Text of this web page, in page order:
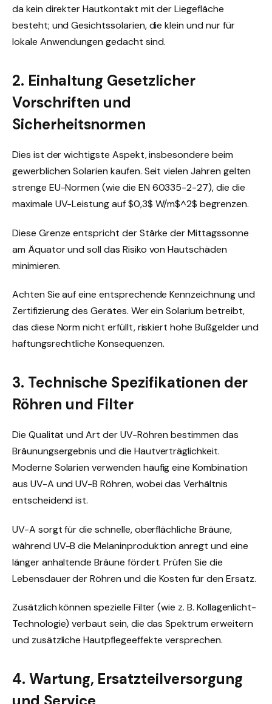
da kein direkter Hautkontakt mit der Liegefläche
besteht; und Gesichtssolarien, die klein und nur für
lokale Anwendungen gedacht sind.
2. Einhaltung Gesetzlicher
Vorschriften und
Sicherheitsnormen
Dies ist der wichtigste Aspekt, insbesondere beim
gewerblichen Solarien kaufen. Seit vielen Jahren gelten
strenge EU-Normen (wie die EN 60335-2-27), die die
maximale UV-Leistung auf $0,3$ W/m$^2$ begrenzen.
Diese Grenze entspricht der Stärke der Mittagssonne
am Äquator und soll das Risiko von Hautschäden
minimieren.
Achten Sie auf eine entsprechende Kennzeichnung und
Zertifizierung des Gerätes. Wer ein Solarium betreibt,
das diese Norm nicht erfüllt, riskiert hohe Bußgelder und
haftungsrechtliche Konsequenzen.
3. Technische Spezifikationen der
Röhren und Filter
Die Qualität und Art der UV-Röhren bestimmen das
Bräunungsergebnis und die Hautverträglichkeit.
Moderne Solarien verwenden häufig eine Kombination
aus UV-A und UV-B Röhren, wobei das Verhältnis
entscheidend ist.
UV-A sorgt für die schnelle, oberflächliche Bräune,
während UV-B die Melaninproduktion anregt und eine
länger anhaltende Bräune fördert. Prüfen Sie die
Lebensdauer der Röhren und die Kosten für den Ersatz.
Zusätzlich können spezielle Filter (wie z. B. Kollagenlicht-
Technologie) verbaut sein, die das Spektrum erweitern
und zusätzliche Hautpflegeeffekte versprechen.
4. Wartung, Ersatzteilversorgung